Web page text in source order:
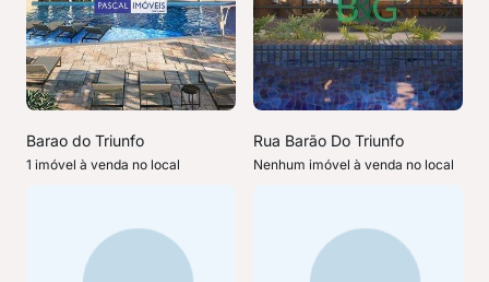
Barao do Triunfo
1 imóvel à venda no local
Rua Barão Do Triunfo
Nenhum imóvel à venda no local